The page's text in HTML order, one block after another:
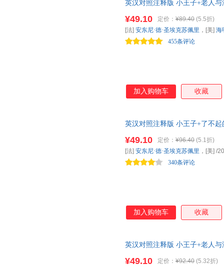
英汉对照注释版 小王子+老人
¥49.10 定价： ¥89.40 (5.5折)
455条评论
[法] 安东尼·德·圣埃克苏佩里 ，[美] 海
加入购物车 收藏
英汉对照注释版 小王子+了不
¥49.10 定价： ¥96.40 (5.1折)
340条评论
[法] 安东尼·德·圣埃克苏佩里 ，[美] /
加入购物车 收藏
英汉对照注释版 小王子+老人
¥49.10 定价： ¥92.40 (5.32折)